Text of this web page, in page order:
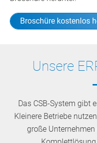
Broschüre kostenlos
Unsere
Das CSB-System gibt
Kleinere Betriebe
große Unternehmen